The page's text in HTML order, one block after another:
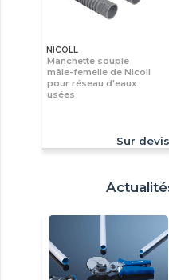
NICOLL
Manchette souple
mâle-femelle de Nicoll
pour réseau d'eaux
usées
Sur devis